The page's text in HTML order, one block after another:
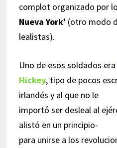
complot organizado por
Nueva York’ (otro modo
lealistas).
Uno de esos soldados era
Hickey, tipo de pocos
irlandés y al que no le
importó ser desleal al
alistó en un principio-
para unirse a los